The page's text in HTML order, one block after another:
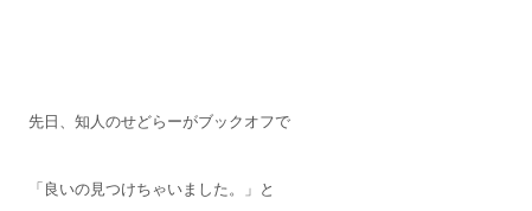
先日、知人のせどらーがブックオフで
「良いの見つけちゃいました。」と